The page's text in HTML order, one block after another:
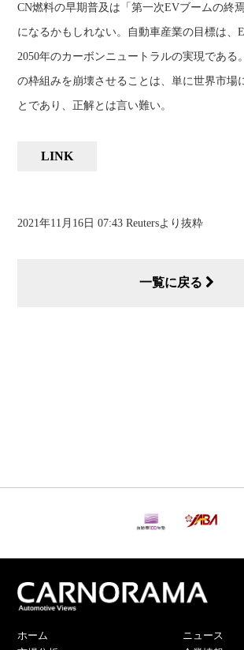
CN燃料の早期普及は「第一次EVブームの終
になるかもしれない。自動車産業の目標は、
2050年のカーボンニュートラルの実現である
の枠組みを崩壊させることは、単に世界市場
とであり、正解とは言い難い。
LINK
2021年11月16日 07:43 Reutersより抜粋
一覧に戻る
ホーム
ニュース